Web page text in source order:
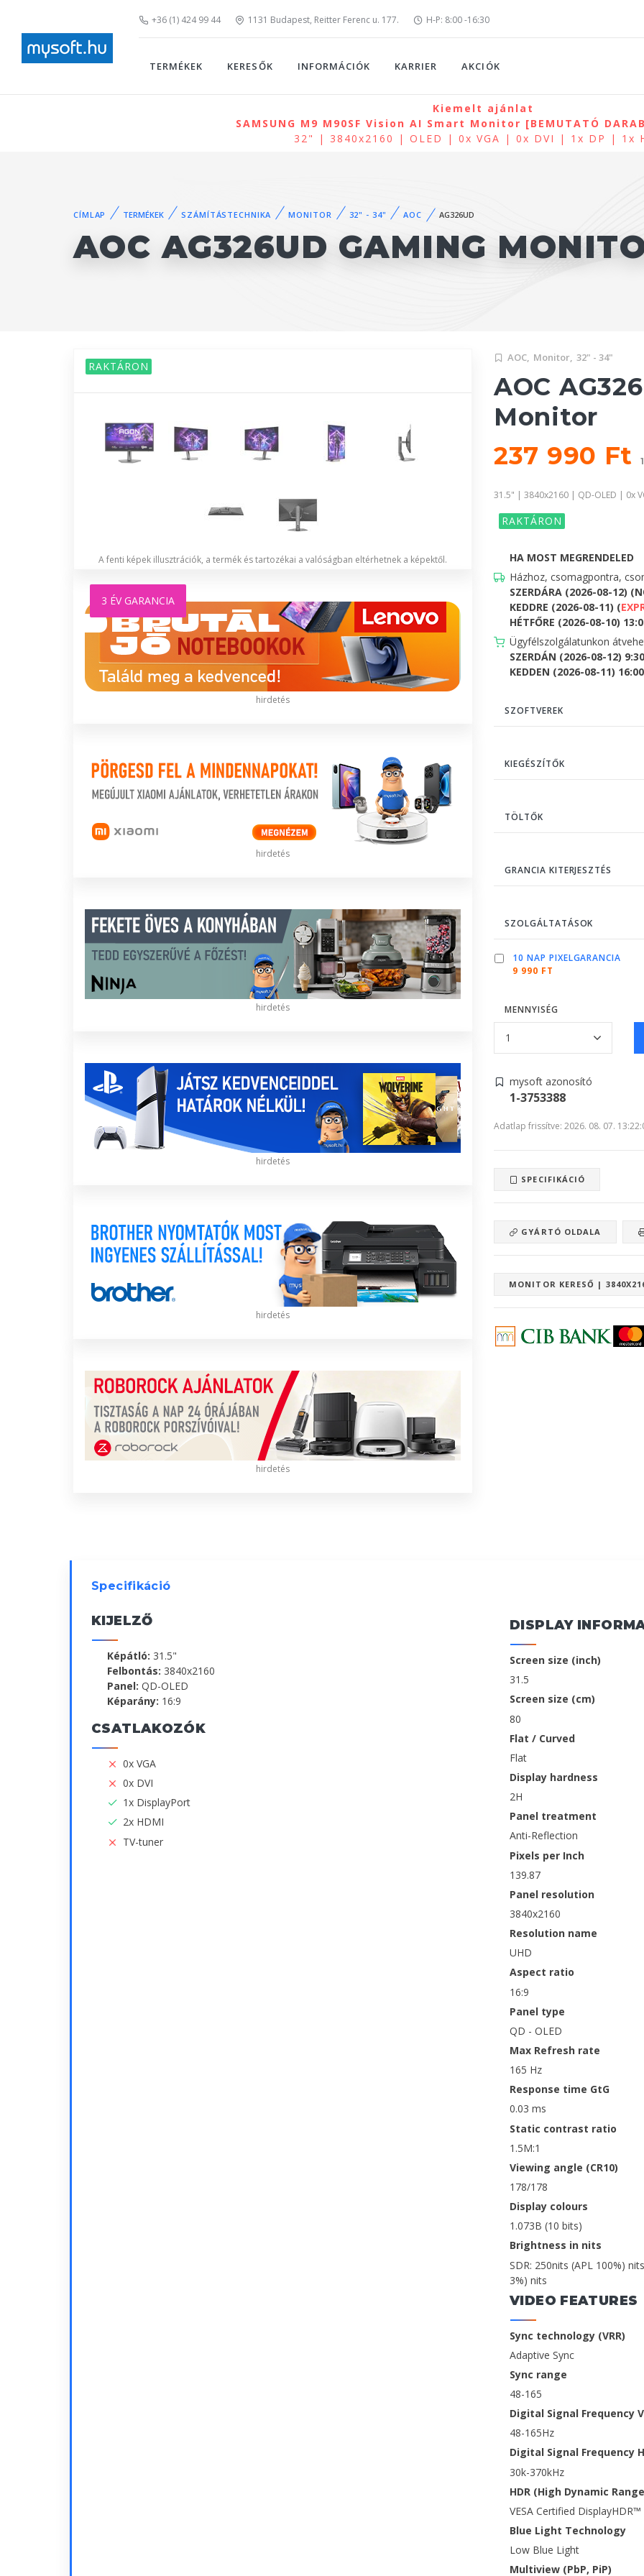
+36 (1) 424 99 44 1131 Budapest, Reitter Ferenc u. 177. H-P: 8:00 -16:30
TERMÉKEK KERESŐK INFORMÁCIÓK KARRIER AKCIÓK
Kiemelt ajánlat
SAMSUNG M9 M90SF Vision AI Smart Monitor [BEMUTATÓ
32" | 3840x2160 | OLED | 0x VGA | 0x DVI | 1x DP | 1x
CÍMLAP TERMÉKEK SZÁMÍTÁSTECHNIKA MONITOR 32" - 34" AOC AG326UD
AOC AG326UD GAMING
RAKTÁRON
3 ÉV GARANCIA
A fenti képek illusztrációk, a termék és tartozékai a valóságban eltérhetnek a képektől.
hirdetés
hirdetés
hirdetés
hirdetés
hirdetés
hirdetés
AOC, Monitor, 32" - 34"
AOC
Monitor
237 990 Ft
31.5" | 3840x2160 | QD-OLED | 0x
RAKTÁRON
HA MOST MEGRENDELED
Házhoz, csomagpontra,
SZERDÁRA (2026-08-12)
KEDDRE (2026-08-11) (
HÉTFŐRE (2026-08-10)
Ügyfélszolgálatunkon
SZERDÁN (2026-08-12)
KEDDEN (2026-08-11)
SZOFTVEREK
KIEGÉSZÍTŐK
TÖLTŐK
GRANCIA KITERJESZTÉS
SZOLGÁLTATÁSOK
10 NAP PIXELGARANCIA
9 990 FT
MENNYISÉG
mysoft azonosító
1-3753388
Adatlap frissítve: 2026. 08. 07.
SPECIFIKÁCIÓ
GYÁRTÓ OLDALA
MONITOR KERESŐ |
Specifikáció
KIJELZŐ
Képátló: 31.5"
Felbontás: 3840x2160
Panel: QD-OLED
Képarány: 16:9
CSATLAKOZÓK
0x VGA
0x DVI
1x DisplayPort
2x HDMI
TV-tuner
DISPLAY
Screen size (inch)
31.5
Screen size (cm)
80
Flat / Curved
Flat
Display hardness
2H
Panel treatment
Anti-Reflection
Pixels per Inch
139.87
Panel resolution
3840x2160
Resolution name
UHD
Aspect ratio
16:9
Panel type
QD - OLED
Max Refresh rate
165 Hz
Response time GtG
0.03 ms
Static contrast ratio
1.5M:1
Viewing angle (CR10)
178/178
Display colours
1.073B (10 bits)
Brightness in nits
SDR: 250nits (APL 100%)
3%) nits
VIDEO FEATURES
Sync technology (VRR)
Adaptive Sync
Sync range
48-165
Digital Signal Frequency
48-165Hz
Digital Signal Frequency
30k-370kHz
HDR (High Dynamic
VESA Certified
Blue Light Technology
Low Blue Light
Multiview (PbP, PiP)